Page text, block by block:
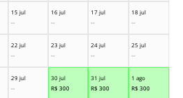
15 jul
--
16 jul
--
17 jul
--
18 jul
--
22 jul
--
23 jul
--
24 jul
--
25 jul
--
29 jul
--
30 jul
R$ 300
31 jul
R$ 300
1 ago
R$ 300